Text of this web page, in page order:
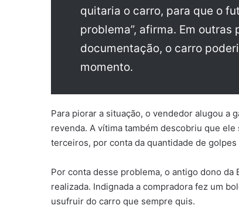
quitaria o carro, para que o
problema”, afirma. Em
documentação, o carro
momento.
Para piorar a situação, o vendedor alugou a
revenda. A vítima também descobriu que
terceiros, por conta da quantidade de golpes
Por conta desse problema, o antigo dono da
realizada. Indignada a compradora fez um
usufruir do carro que sempre quis.